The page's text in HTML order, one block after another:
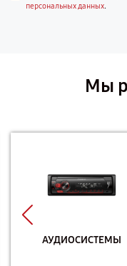
персональных данных.
Мы
АУДИОСИСТЕМЫ